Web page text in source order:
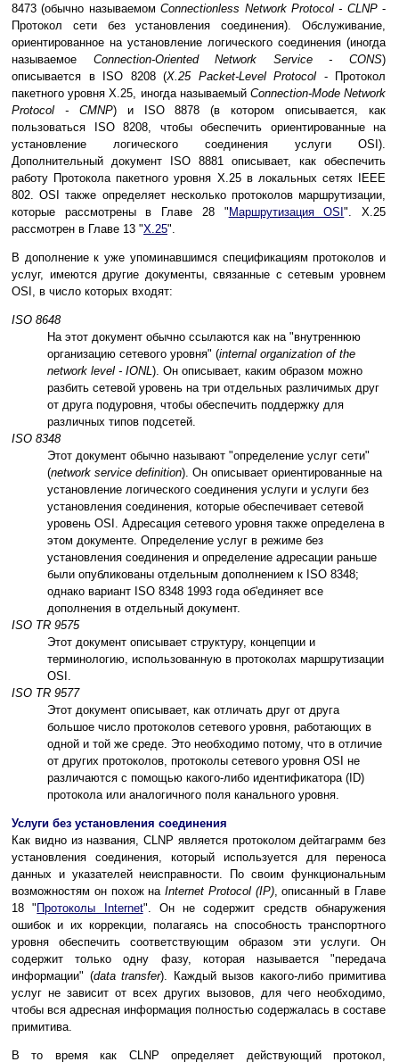
8473 (обычно называемомConnectionless Network Protocol - CLNP-
Протокол сети без установления соединения). Обслуживание,
ориентированное на установление логического соединения (иногда
называемое Connection-Oriented Network Service - CONS)
описывается в ISO 8208 (X.25 Packet-Level Protocol - Протокол
пакетного уровня X.25, иногда называемый Connection-Mode Network
Protocol - CMNP) и ISO 8878 (в котором описывается, как
пользоваться ISO 8208, чтобы обеспечить ориентированные на
установление логического соединения услуги OSI).
Дополнительный документ ISO 8881 описывает, как обеспечить
работу Протокола пакетного уровня X.25 в локальных сетях IEEE
802. OSI также определяет несколько протоколов маршрутизации,
которые рассмотрены в Главе 28 " Маршрутизация OSI". X.25
рассмотрен в Главе 13 "Х.25".
В дополнение к уже упоминавшимся спецификациям протоколов и
услуг, имеются другие документы, связанные с сетевым уровнем
OSI, в число которых входят:
ISO 8648
На этот документ обычно ссылаются как на "внутреннюю
организацию сетевого уровня" (internal organization of the
network level - IONL). Он описывает, каким образом можно
разбить сетевой уровень на три отдельных различимых друг
от друга подуровня, чтобы обеспечить поддержку для
различных типов подсетей.
ISO 8348
Этот документ обычно называют "определение услуг сети"
(network service definition). Он описывает ориентированные на
установление логического соединения услуги и услуги без
установления соединения, которые обеспечивает сетевой
уровень OSI. Адресация сетевого уровня также определена в
этом документе. Определение услуг в режиме без
установления соединения и определение адресации раньше
были опубликованы отдельным дополнением к ISO 8348;
однако вариант ISO 8348 1993 года об'единяет все
дополнения в отдельный документ.
ISO TR 9575
Этот документ описывает структуру, концепции и
терминологию, использованную в протоколах маршрутизации
OSI.
ISO TR 9577
Этот документ описывает, как отличать друг от друга
большое число протоколов сетевого уровня, работающих в
одной и той же среде. Это необходимо потому, что в отличие
от других протоколов, протоколы сетевого уровня OSI не
различаются с помощью какого-либо идентификатора (ID)
протокола или аналогичного поля канального уровня.
Услуги без установления соединения
Как видно из названия, CLNP является протоколом дейтаграмм без
установления соединения, который используется для переноса
данных и указателей неисправности. По своим функциональным
возможностям он похож наInternet Protocol (IP), описанный в Главе
18 " Протоколы Internet". Он не содержит средств обнаружения
ошибок и их коррекции, полагаясь на способность транспортного
уровня обеспечить соответствующим образом эти услуги. Он
содержит только одну фазу, которая называется "передача
информации" (data transfer). Каждый вызов какого-либо примитива
услуг не зависит от всех других вызовов, для чего необходимо,
чтобы вся адресная информация полностью содержалась в составе
примитива.
В то время как CLNP определяет действующий протокол,